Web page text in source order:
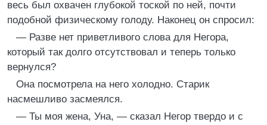
весь был охвачен глубокой тоской по ней, почти
подобной физическому голоду. Наконец он спросил:
— Разве нет приветливого слова для Негора,
который так долго отсутствовал и теперь только
вернулся?
Она посмотрела на него холодно. Старик
насмешливо засмеялся.
— Ты моя жена, Уна, — сказал Негор твердо и с